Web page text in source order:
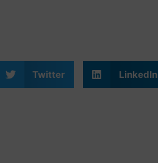
Twitter LinkedIn